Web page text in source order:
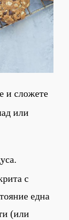
и сложете
или
с
една
(или